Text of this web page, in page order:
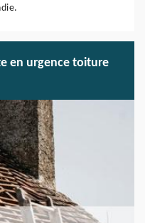
en urgence toiture